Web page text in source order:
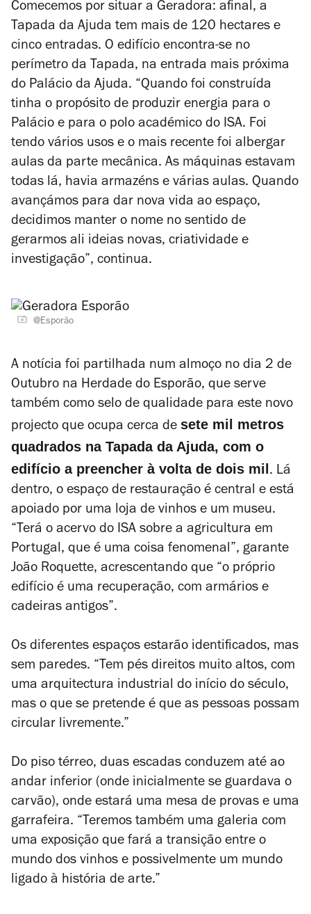
Comecemos por situar a Geradora: afinal, a
Tapada da Ajuda tem mais de 120 hectares e
cinco entradas. O edifício encontra-se no
perímetro da Tapada, na entrada mais próxima
do Palácio da Ajuda. “Quando foi construída
tinha o propósito de produzir energia para o
Palácio e para o polo académico do ISA. Foi
tendo vários usos e o mais recente foi albergar
aulas da parte mecânica. As máquinas estavam
todas lá, havia armazéns e várias aulas. Quando
avançámos para dar nova vida ao espaço,
decidimos manter o nome no sentido de
gerarmos ali ideias novas, criatividade e
investigação”, continua.
@Esporão
A notícia foi partilhada num almoço no dia 2 de
Outubro na Herdade do Esporão, que serve
também como selo de qualidade para este novo
projecto que ocupa cerca de sete mil metros
quadrados na Tapada da Ajuda, com o
edifício a preencher à volta de dois mil . Lá
dentro, o espaço de restauração é central e está
apoiado por uma loja de vinhos e um museu.
“Terá o acervo do ISA sobre a agricultura em
Portugal, que é uma coisa fenomenal”, garante
João Roquette, acrescentando que “o próprio
edifício é uma recuperação, com armários e
cadeiras antigos”.
Os diferentes espaços estarão identificados, mas
sem paredes. “Tem pés direitos muito altos, com
uma arquitectura industrial do início do século,
mas o que se pretende é que as pessoas possam
circular livremente.”
Do piso térreo, duas escadas conduzem até ao
andar inferior (onde inicialmente se guardava o
carvão), onde estará uma mesa de provas e uma
garrafeira. “Teremos também uma galeria com
uma exposição que fará a transição entre o
mundo dos vinhos e possivelmente um mundo
ligado à história de arte.”